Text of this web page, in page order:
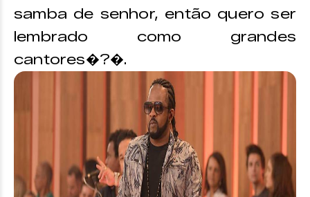
samba de senhor, então quero ser
lembrado como grandes
cantores�?�.